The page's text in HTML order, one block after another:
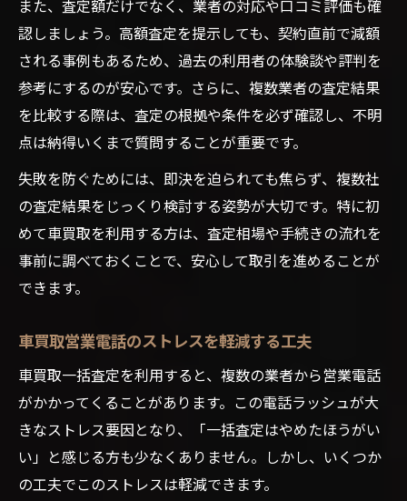
また、査定額だけでなく、業者の対応や口コミ評価も確
認しましょう。高額査定を提示しても、契約直前で減額
される事例もあるため、過去の利用者の体験談や評判を
参考にするのが安心です。さらに、複数業者の査定結果
を比較する際は、査定の根拠や条件を必ず確認し、不明
点は納得いくまで質問することが重要です。
失敗を防ぐためには、即決を迫られても焦らず、複数社
の査定結果をじっくり検討する姿勢が大切です。特に初
めて車買取を利用する方は、査定相場や手続きの流れを
事前に調べておくことで、安心して取引を進めることが
できます。
車買取営業電話のストレスを軽減する工夫
車買取一括査定を利用すると、複数の業者から営業電話
がかかってくることがあります。この電話ラッシュが大
きなストレス要因となり、「一括査定はやめたほうがい
い」と感じる方も少なくありません。しかし、いくつか
の工夫でこのストレスは軽減できます。